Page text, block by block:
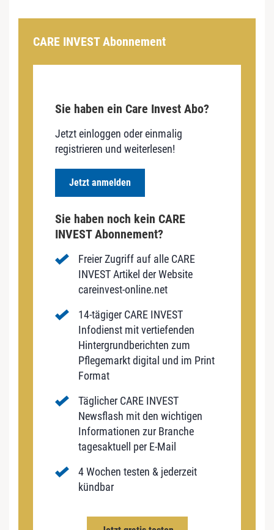
CARE INVEST Abonnement
Sie haben ein Care Invest Abo?
Jetzt einloggen oder einmalig
registrieren und weiterlesen!
Jetzt anmelden
Sie haben noch kein CARE
INVEST Abonnement?
Freier Zugriff auf alle CARE
INVEST Artikel der Website
careinvest-online.net
14-tägiger CARE INVEST
Infodienst mit vertiefenden
Hintergrundberichten zum
Pflegemarkt digital und im Print
Format
Täglicher CARE INVEST
Newsflash mit den wichtigen
Informationen zur Branche
tagesaktuell per E-Mail
4 Wochen testen & jederzeit
kündbar